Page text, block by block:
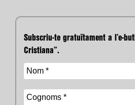
Subscriu-te gratuïtament a l’e-
Cristiana”.